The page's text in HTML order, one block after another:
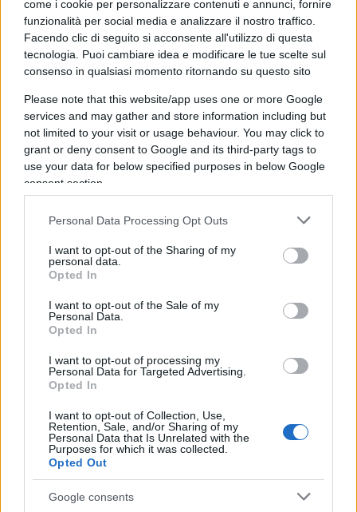
come i cookie per personalizzare contenuti e annunci, fornire
funzionalità per social media e analizzare il nostro traffico.
Facendo clic di seguito si acconsente all'utilizzo di questa
tecnologia. Puoi cambiare idea e modificare le tue scelte sul
consenso in qualsiasi momento ritornando su questo sito
Please note that this website/app uses one or more Google
services and may gather and store information including but
not limited to your visit or usage behaviour. You may click to
grant or deny consent to Google and its third-party tags to
use your data for below specified purposes in below Google
consent section.
Personal Data Processing Opt Outs
I want to opt-out of the Sharing of my
personal data.
Opted In
I want to opt-out of the Sale of my
Personal Data.
Opted In
I want to opt-out of processing my
Personal Data for Targeted Advertising.
Opted In
I want to opt-out of Collection, Use,
Retention, Sale, and/or Sharing of my
Personal Data that Is Unrelated with the
Purposes for which it was collected.
Opted Out
Google consents
E comunquese arriva un’urgenza operatoria e
il chirurgo ha lavorato già dodici orese non ci
sono alternative si rimette a operare piuttosto che
conturni massacranti, prendiamo un terzo dello
stipendio di un pilota e non possiamo nè ci
sogneremmo mai di abbandonare la corsia o la
sala operatoria se finissimo le ore di lavoro e non
arrivasse il cambio.
Nel mio caso specifico avrei avuto dei pazienti da
visitare il giorno seguente e due di loro ho dovuto
farli andare al pronto soccorso in quanto sono
giunto a destinazione due giorni dopo, grazie ad
altra compagnia e non EasyJet.
Sardegna lo fanno per vacanza ed in ogni caso
non devono essere abbandonati. Ci sono
pazienti che in giornata tornano in Sardegna dopo
una terapia oncologica e la compagnia li fa
restare a Milano con tutti i disagi che ciò